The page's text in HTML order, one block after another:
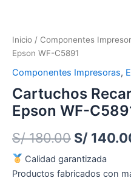
Inicio / Componentes
Epson WF-C5891
Componentes Impresoras,
Cartuchos
Epson WF-
S/180.00 S/
Calidad garantizada
Productos fabricados con